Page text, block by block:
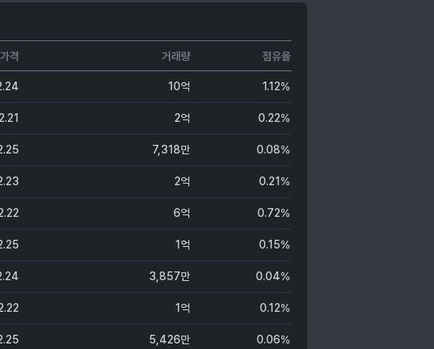
가격 거래량 점유율
10억 1.12%
2억 0.22%
7,318만 0.08%
2억 0.21%
6억 0.72%
1억 0.15%
3,857만 0.04%
1억 0.12%
5,426만 0.06%